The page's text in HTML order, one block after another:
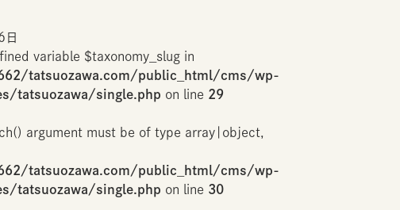
variable $taxonomy_slug in
tatsuozawa.com/public_html/cms/wp-
tatsuozawa/single.php on line 29
argument must be of type array|object,
tatsuozawa.com/public_html/cms/wp-
tatsuozawa/single.php on line 30